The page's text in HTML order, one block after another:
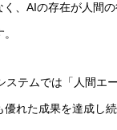
、AIの存在が人間
テムでは「人間エ
れた成果を達成し